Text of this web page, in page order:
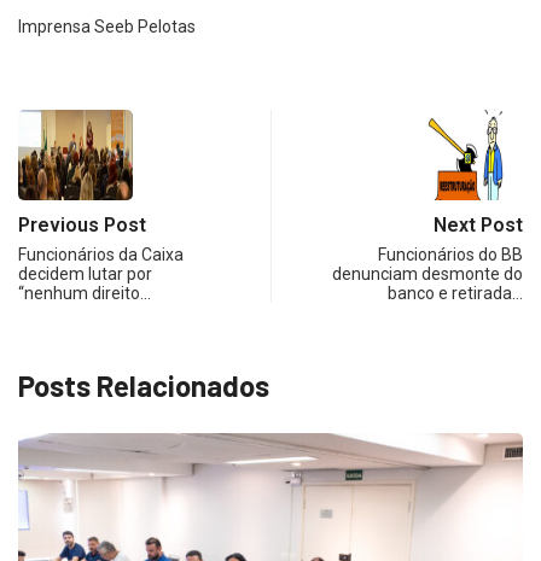
Imprensa Seeb Pelotas
Previous Post
Funcionários da Caixa
decidem lutar por
“nenhum direito…
Next Post
Funcionários do BB
denunciam desmonte do
banco e retirada…
Posts Relacionados